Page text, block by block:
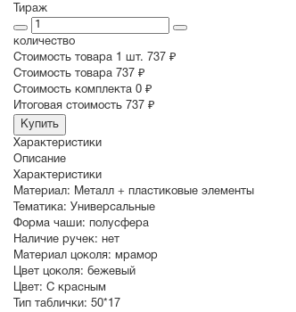
Тираж
количество
Стоимость товара 1 шт. 737 ₽
Cтоимость товара 737 ₽
Стоимость комплекта 0 ₽
Итоговая стоимость 737 ₽
Купить
Характеристики
Описание
Характеристики
Материал: Металл + пластиковые элементы
Тематика: Универсальные
Форма чаши: полусфера
Наличие ручек: нет
Материал цоколя: мрамор
Цвет цоколя: бежевый
Цвет: С красным
Тип таблички: 50*17